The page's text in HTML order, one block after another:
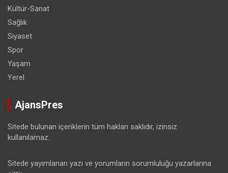
Kültür-Sanat
Sağlık
Siyaset
Spor
Yaşam
Yerel
AjansPres
Sitede bulunan içeriklerin tüm hakları saklıdır, izinsiz
kullanılamaz.
Sitede yayımlanan yazı ve yorumların sorumluluğu yazarlarına